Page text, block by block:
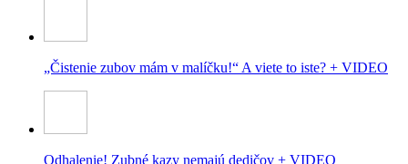
„Čistenie zubov mám v malíčku!“ A viete to iste? + VIDEO
Odhalenie! Zubné kazy nemajú dedičov + VIDEO